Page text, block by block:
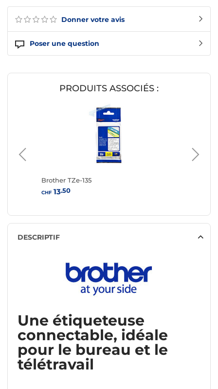
Donner votre avis
Poser une question
PRODUITS ASSOCIÉS :
Brother TZe-135
CHF13.50
DESCRIPTIF
Une étiqueteuse
connectable, idéale
pour le bureau et le
télétravail